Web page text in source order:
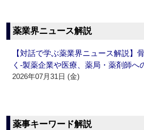
薬業界ニュース解説
【対話で学ぶ薬業界ニュース解説】
く‐製薬企業や医療、薬局・薬剤師へ
2026年07月31日 (金)
薬事キーワード解説